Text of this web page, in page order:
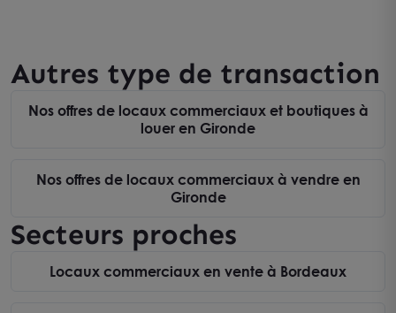
Autres type de transaction
Nos offres de locaux commerciaux et boutiques à
louer en Gironde
Nos offres de locaux commerciaux à vendre en
Gironde
Secteurs proches
Locaux commerciaux en vente à Bordeaux